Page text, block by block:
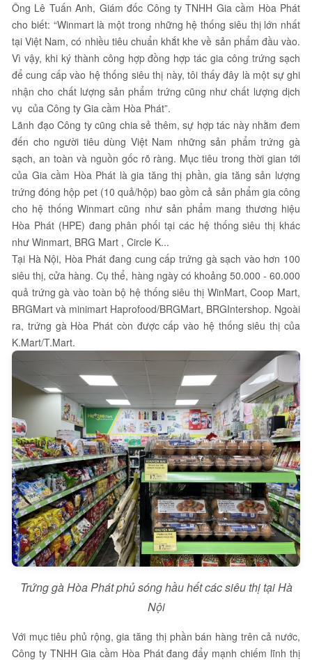
Ông Lê Tuấn Anh, Giám đốc Công ty TNHH Gia cầm Hòa Phát
cho biết: “Winmart là một trong những hệ thống siêu thị lớn nhất
tại Việt Nam, có nhiều tiêu chuẩn khắt khe về sản phẩm đầu vào.
Vì vậy, khi ký thành công hợp đồng hợp tác gia công trứng sạch
để cung cấp vào hệ thống siêu thị này, tôi thấy đây là một sự ghi
nhận cho chất lượng sản phẩm trứng cũng như chất lượng dịch
vụ của Công ty Gia cầm Hòa Phát”.
Lãnh đạo Công ty cũng chia sẻ thêm, sự hợp tác này nhằm đem
đến cho người tiêu dùng Việt Nam những sản phẩm trứng gà
sạch, an toàn và nguồn gốc rõ ràng. Mục tiêu trong thời gian tới
của Gia cầm Hòa Phát là gia tăng thị phần, gia tăng sản lượng
trứng đóng hộp pet (10 quả/hộp) bao gồm cả sản phẩm gia công
cho hệ thống Winmart cũng như sản phẩm mang thương hiệu
Hòa Phát (HPE) đang phân phối tại các hệ thống siêu thị khác
như Winmart, BRG Mart , Circle K...
Tại Hà Nội, Hòa Phát đang cung cấp trứng gà sạch vào hơn 100
siêu thị, cửa hàng. Cụ thể, hàng ngày có khoảng 50.000 - 60.000
quả trứng gà vào toàn bộ hệ thống siêu thị WinMart, Coop Mart,
BRGMart và minimart Haprofood/BRGMart, BRGIntershop. Ngoài
ra, trứng gà Hòa Phát còn được cấp vào hệ thống siêu thị của
K.Mart/T.Mart.
Trứng gà Hòa Phát phủ sóng hầu hết các siêu thị tại Hà
Nội
Với mục tiêu phủ rộng, gia tăng thị phần bán hàng trên cả nước,
Công ty TNHH Gia cầm Hòa Phát đang đẩy mạnh chiếm lĩnh thị